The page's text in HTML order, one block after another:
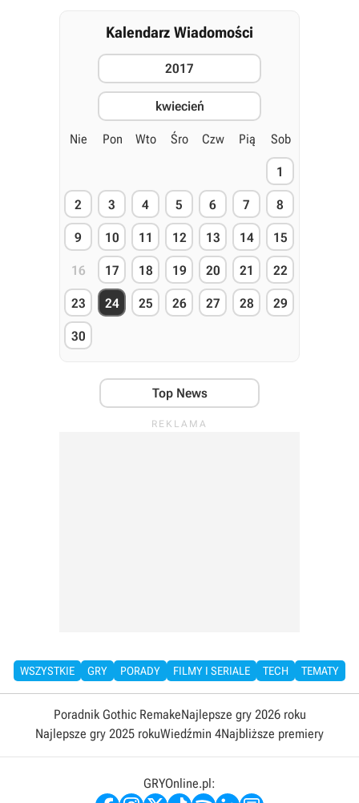
Kalendarz Wiadomości
2017
kwiecień
Nie Pon Wto Śro Czw Pią Sob
1
2 3 4 5 6 7 8
9 10 11 12 13 14 15
16 17 18 19 20 21 22
23 24 25 26 27 28 29
30
Top News
WSZYSTKIE GRY PORADY FILMY I SERIALE TECH TEMATY
Poradnik Gothic RemakeNajlepsze gry 2026 roku
Najlepsze gry 2025 rokuWiedźmin 4Najbliższe premiery
GRYOnline.pl: